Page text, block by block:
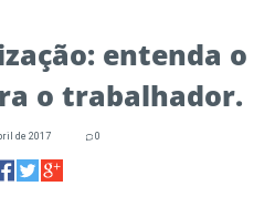
entenda o
o trabalhador.
de 2017 0